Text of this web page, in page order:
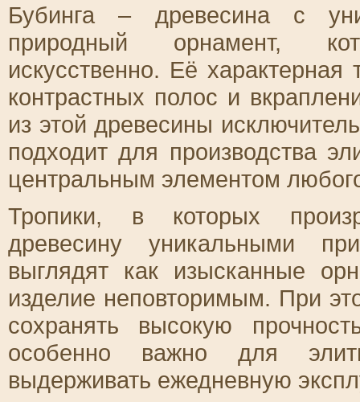
Бубинга – древесина с
природный орнамент,
искусственно. Её характерная
контрастных полос и
из этой древесины
подходит для производства
центральным элементом
Тропики, в которых
древесину уникальными
выглядят как изысканные
изделие неповторимым. При
сохранять высокую
особенно важно для
выдерживать ежедневную